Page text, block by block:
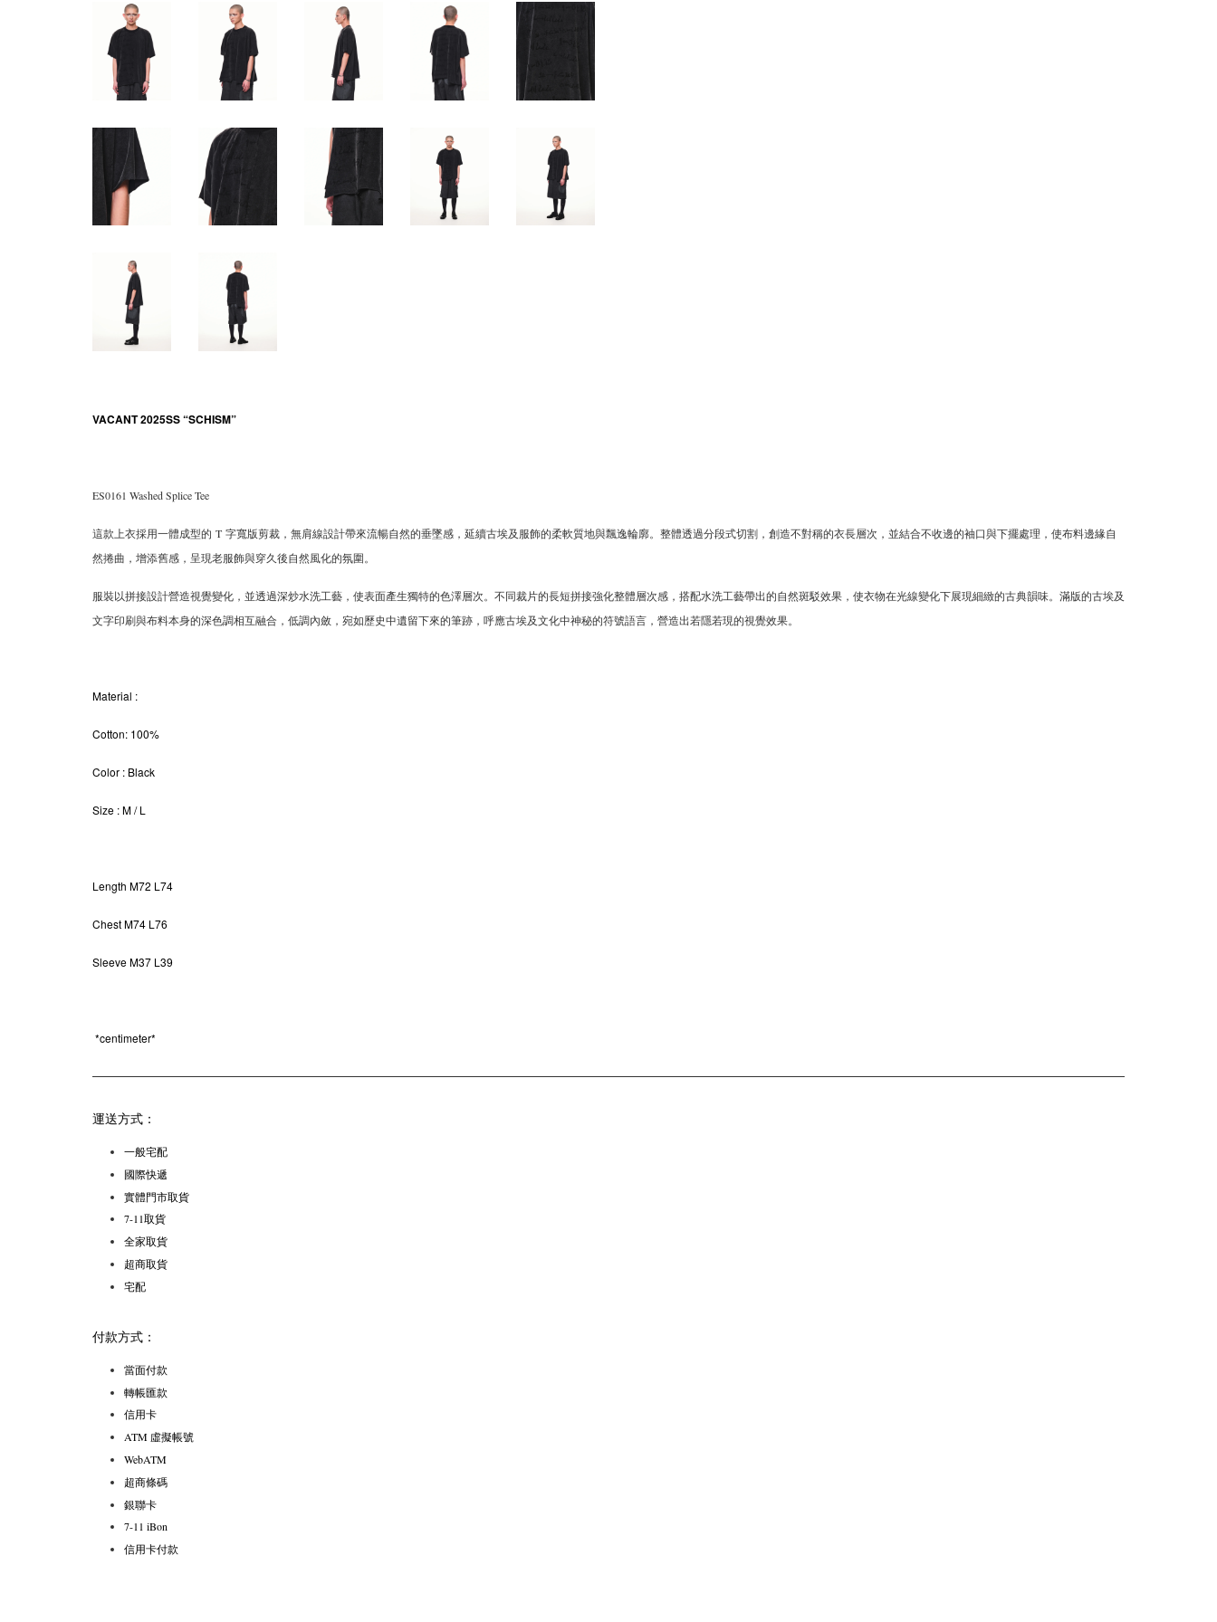
VACANT 2025SS “SCHISM”
ES0161 Washed Splice Tee
這款上衣採用一體成型的 T 字寬版剪裁，無肩線設計帶來流暢自然的垂墜感，延續古埃及服飾的柔軟質地與飄逸輪廓。整體透過分段式切割，創造不對稱的衣長層次，並結合不收邊的袖口與下擺處理，使布料邊緣自
然捲曲，增添舊感，呈現老服飾與穿久後自然風化的氛圍。
服裝以拼接設計營造視覺變化，並透過深炒水洗工藝，使表面產生獨特的色澤層次。不同裁片的長短拼接強化整體層次感，搭配水洗工藝帶出的自然斑駁效果，使衣物在光線變化下展現細緻的古典韻味。滿版的古埃及
文字印刷與布料本身的深色調相互融合，低調內斂，宛如歷史中遺留下來的筆跡，呼應古埃及文化中神秘的符號語言，營造出若隱若現的視覺效果。
Material :
Cotton: 100%
Color : Black
Size : M / L
Length M72 L74
Chest M74 L76
SleeveM37 L39
*centimeter*
運送方式：
一般宅配
國際快遞
實體門市取貨
7-11取貨
全家取貨
超商取貨
宅配
付款方式：
當面付款
轉帳匯款
信用卡
ATM 虛擬帳號
WebATM
超商條碼
銀聯卡
7-11 iBon
信用卡付款